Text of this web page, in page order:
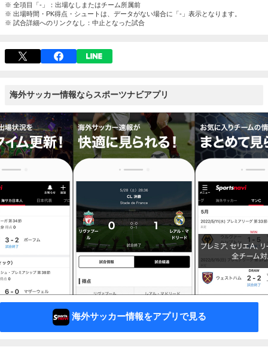
※ 全項目「-」：出場なしまたはチーム所属前
※ 出場時間・PK得点・シュートは、データがない場合に「-」表示となります。
※ 試合詳細へのリンクなし：中止となった試合
海外サッカー情報ならスポーツナビアプリ
海外サッカー情報をアプリで見る